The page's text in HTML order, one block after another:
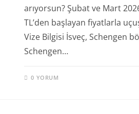
arıyorsun? Şubat ve Mart
TL’den başlayan fiyatlarla
Vize Bilgisi İsveç, Schengen
Schengen…
0 YORUM